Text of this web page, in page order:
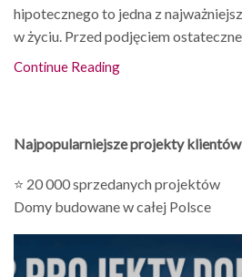
hipotecznego to jedna z
w życiu. Przed podjęciem
Continue Reading
Najpopularniejsze projekty klientów
⭐ 20 000 sprzedanych projektów
Domy budowane w całej Polsce